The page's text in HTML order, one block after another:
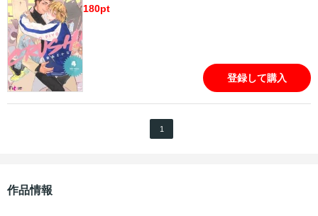
180pt
登録して購入
1
作品情報